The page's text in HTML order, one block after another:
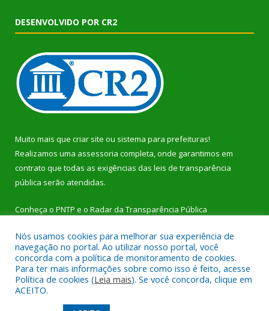
DESENVOLVIDO POR CR2
Muito mais que criar site ou sistema para prefeituras!
Realizamos uma assessoria completa, onde garantimos em
contrato que todas as exigências das leis de transparência
pública serão atendidas.
Conheça o PNTP e o Radar da Transparência Pública
Todos os direitos reservados a Prefeitura Municipal de Dom
Eliseu.
Nós usamos cookies para melhorar sua experiência de
navegação no portal. Ao utilizar nosso portal, você
concorda com a política de monitoramento de cookies.
Para ter mais informações sobre como isso é feito, acesse
Política de cookies (Leia mais). Se você concorda, clique em
ACEITO.